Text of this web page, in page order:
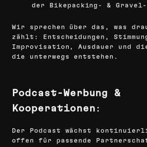
der Bikepacking- & Gravel-
Wir sprechen über das, was
zählt: Entscheidungen,
Improvisation, Ausdauer und
die unterwegs entstehen.
Podcast-Werbung &
Kooperationen :
Der Podcast wächst
offen für passende